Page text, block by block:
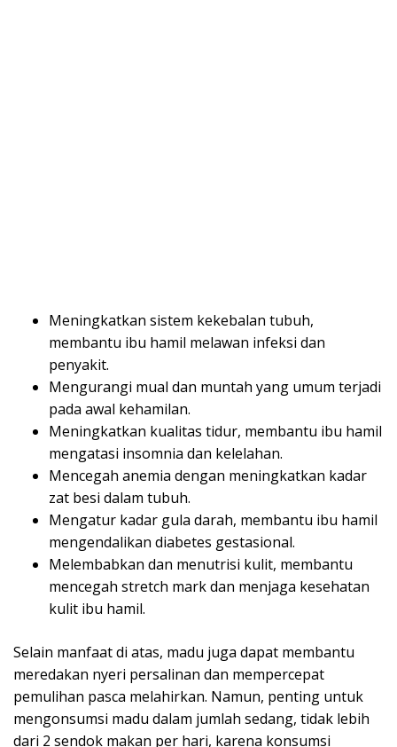
Meningkatkan sistem kekebalan tubuh,
membantu ibu hamil melawan infeksi dan
penyakit.
Mengurangi mual dan muntah yang umum terjadi
pada awal kehamilan.
Meningkatkan kualitas tidur, membantu ibu hamil
mengatasi insomnia dan kelelahan.
Mencegah anemia dengan meningkatkan kadar
zat besi dalam tubuh.
Mengatur kadar gula darah, membantu ibu hamil
mengendalikan diabetes gestasional.
Melembabkan dan menutrisi kulit, membantu
mencegah stretch mark dan menjaga kesehatan
kulit ibu hamil.
Selain manfaat di atas, madu juga dapat membantu
meredakan nyeri persalinan dan mempercepat
pemulihan pasca melahirkan. Namun, penting untuk
mengonsumsi madu dalam jumlah sedang, tidak lebih
dari 2 sendok makan per hari, karena konsumsi